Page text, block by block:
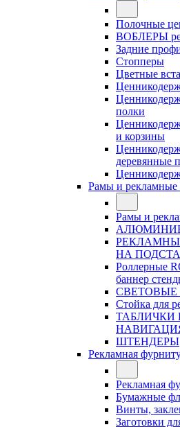
Полочные
ВОБЛЕРЫ
Задние
Стопперы
Цветные
полки
и корзины
деревянные
Рамы и рекламные
Рамы и
НА
Роллерные
баннер
Стойка для
ТАБЛИЧКИ
ШТЕНДЕРЫ
Рекламная
Рекламная
Бумажные
Винты,
Заготовки